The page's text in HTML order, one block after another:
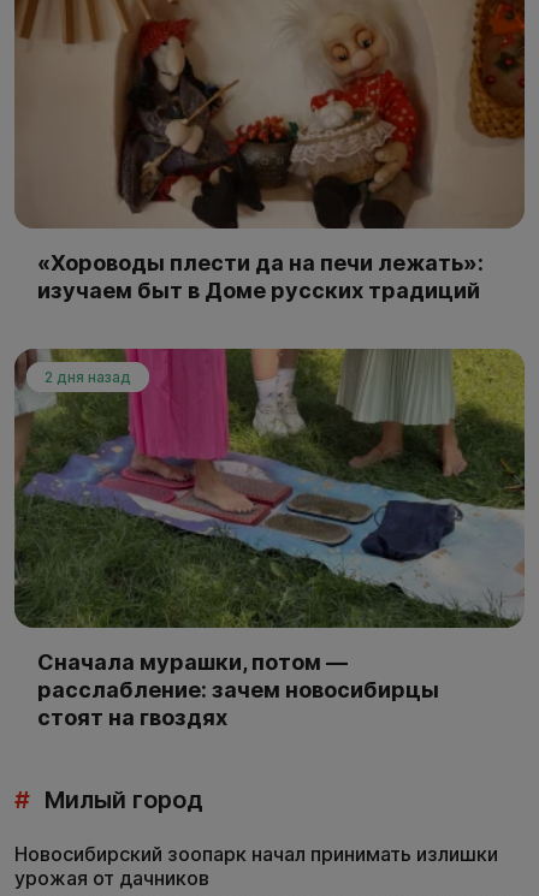
«Хороводы плести да на печи лежать»:
изучаем быт в Доме русских традиций
2 дня назад
Сначала мурашки, потом —
расслабление: зачем новосибирцы
стоят на гвоздях
# Милый город
Новосибирский зоопарк начал принимать излишки
урожая от дачников